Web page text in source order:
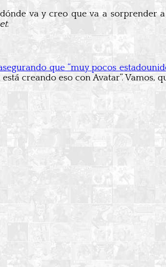
va y creo que va a sorprender
.
que “muy pocos
creando eso con Avatar”. Vamos,